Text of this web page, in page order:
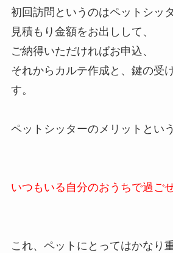
初回訪問というのはペットシッ
見積もり金額をお出しして、
ご納得いただければお申込、
それからカルテ作成と、鍵の受
す。
ペットシッターのメリットとい
いつもいる自分のおうちで過ご
これ、ペットにとってはかなり